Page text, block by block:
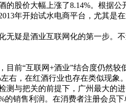
价大幅上涨了8.14%。根据公
年开始试水电商平台，尤其
是酒业互联网化的第一步。不
“互联网+酒业”结合度仍然较
右，在红酒行业也存在类似现象
与把关的前提下，广州最大的进
的销售利润。在消费者注册会员